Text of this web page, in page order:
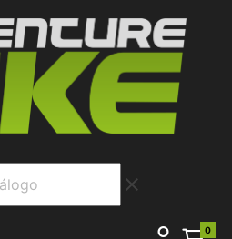
clear
0